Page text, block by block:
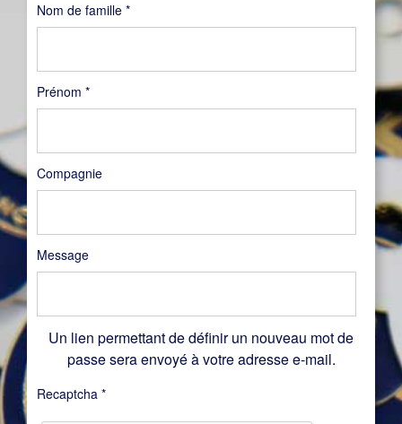
Nom de famille *
Prénom *
Compagnie
Message
Un lien permettant de définir un nouveau mot de
passe sera envoyé à votre adresse e-mail.
Recaptcha *